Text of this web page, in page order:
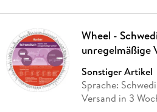
Wheel -
unregelmäßige
Sonstiger Artikel
Sprache:
Versand in 3